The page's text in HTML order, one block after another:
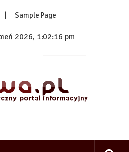
Sample Page
2026, 1:02:16 pm